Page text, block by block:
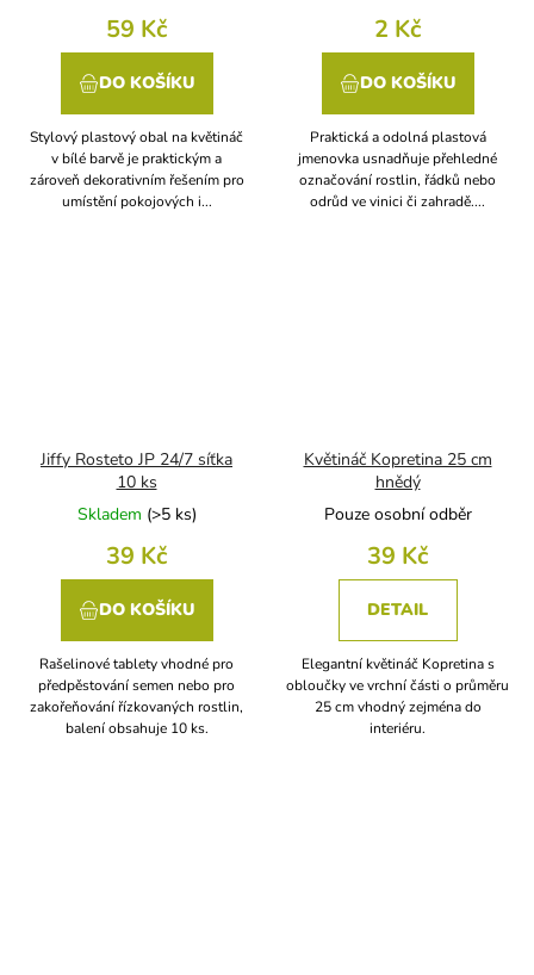
59 Kč
DO KOŠÍKU
Stylový plastový obal na květináč
v bílé barvě je praktickým a
zároveň dekorativním řešením pro
umístění pokojových i...
2 Kč
DO KOŠÍKU
Praktická a odolná plastová
jmenovka usnadňuje přehledné
označování rostlin, řádků nebo
odrůd ve vinici či zahradě....
Jiffy Rosteto JP 24/7 síťka
10 ks
Skladem (>5 ks)
39 Kč
DO KOŠÍKU
Rašelinové tablety vhodné pro
předpěstování semen nebo pro
zakořeňování řízkovaných rostlin,
balení obsahuje 10 ks.
Květináč Kopretina 25 cm
hnědý
Pouze osobní odběr
39 Kč
DETAIL
Elegantní květináč Kopretina s
obloučky ve vrchní části o průměru
25 cm vhodný zejména do
interiéru.